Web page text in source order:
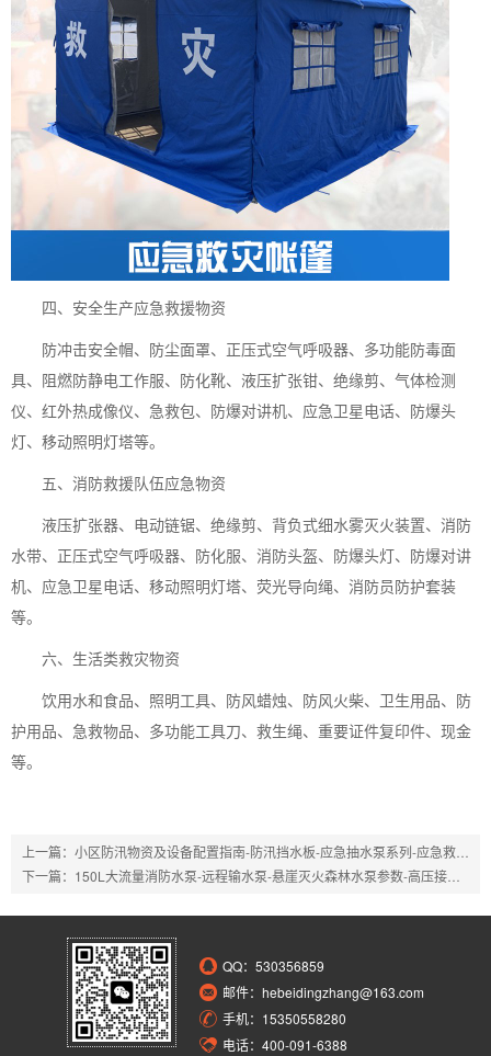
四、安全生产应急救援物资
防冲击安全帽、防尘面罩、正压式空气呼吸器、多功能防毒面
具、阻燃防静电工作服、防化靴、液压扩张钳、绝缘剪、气体检测
仪、红外热成像仪、急救包、防爆对讲机、应急卫星电话、防爆头
灯、移动照明灯塔等。
五、消防救援队伍应急物资
液压扩张器、电动链锯、绝缘剪、背负式细水雾灭火装置、消防
水带、正压式空气呼吸器、防化服、消防头盔、防爆头灯、防爆对讲
机、应急卫星电话、移动照明灯塔、荧光导向绳、消防员防护套装
等。
六、生活类救灾物资
饮用水和食品、照明工具、防风蜡烛、防风火柴、卫生用品、防
护用品、急救物品、多功能工具刀、救生绳、重要证件复印件、现金
等。
上一篇： 小区防汛物资及设备配置指南-防汛挡水板-应急抽水泵系列-应急救援防护装备
下一篇： 150L大流量消防水泵-远程输水泵-悬崖灭火森林水泵参数-高压接力森林消防泵
QQ：530356859
邮件：hebeidingzhang@163.com
手机：15350558280
电话：400-091-6388